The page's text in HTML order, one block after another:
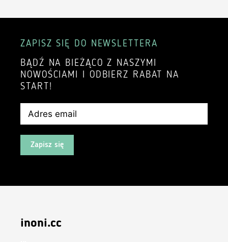
ZAPISZ SIĘ DO NEWSLETTERA
BĄDŹ NA BIEŻĄCO Z NASZYMI
NOWOŚCIAMI I ODBIERZ RABAT NA
START!
Zapisz się
inoni.cc